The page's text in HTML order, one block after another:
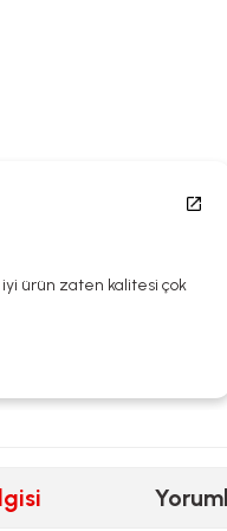
iyi ürün zaten kalitesi çok